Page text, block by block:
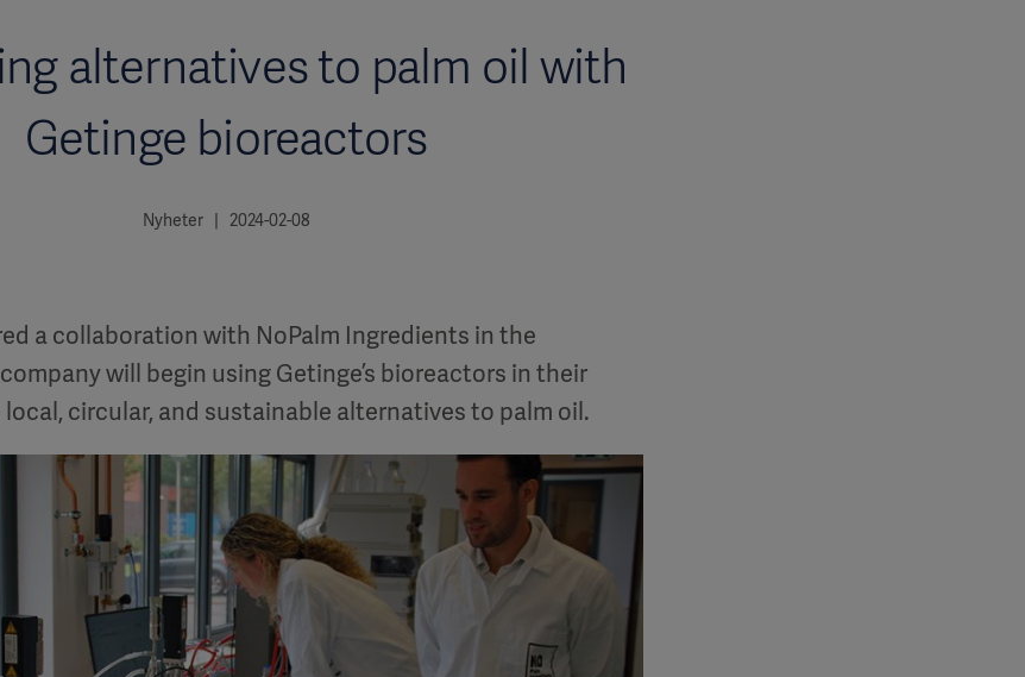
alternatives to palm oil with
Getinge bioreactors
Nyheter | 2024-02-08
a collaboration with NoPalm Ingredients in the
will begin using Getinge’s bioreactors in their
circular, and sustainable alternatives to palm oil.